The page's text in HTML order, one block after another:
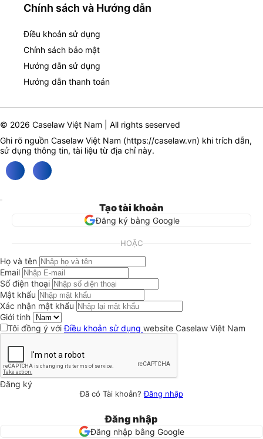
Chính sách và Hướng dẫn
Điều khoản sử dụng
Chính sách bảo mật
Hướng dẫn sử dụng
Hướng dẫn thanh toán
© 2026 Caselaw Việt Nam | All rights seserved
Ghi rõ nguồn Caselaw Việt Nam (https://caselaw.vn) khi trích dẫn,
sử dụng thông tin, tài liệu từ địa chỉ này.
Tạo tài khoản
Đăng ký bằng Google
HOẶC
Họ và tên
Email
Số điện thoại
Mật khẩu
Xác nhận mật khẩu
Giới tính
Tôi đồng ý vớiĐiều khoản sử dụng website Caselaw Việt Nam
Đăng ký
Đã có Tài khoản?Đăng nhập
Đăng nhập
Đăng nhập bằng Google